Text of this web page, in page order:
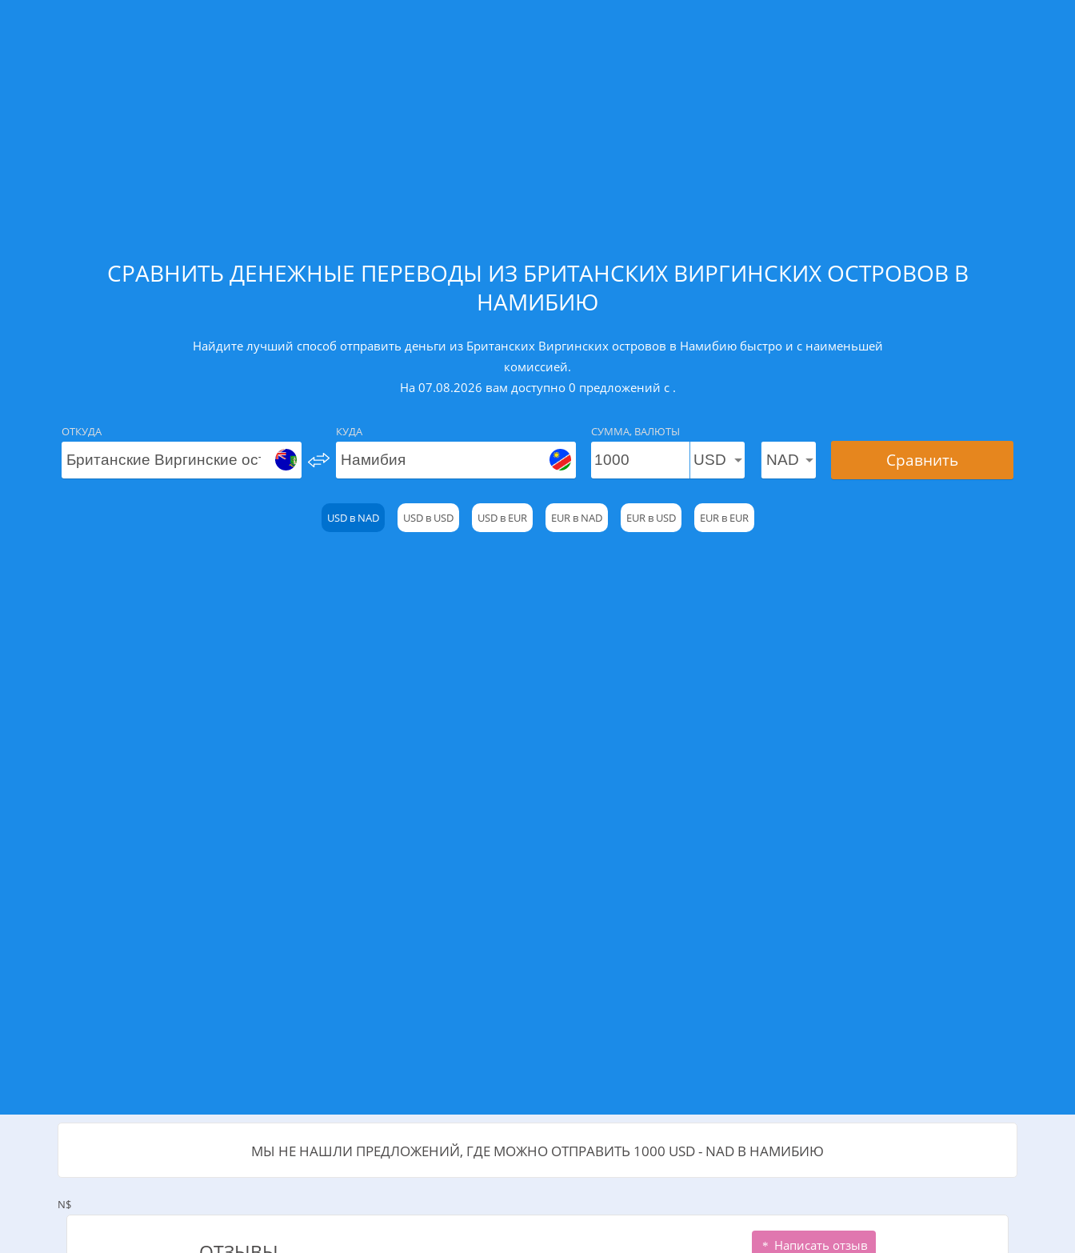
СРАВНИТЬ ДЕНЕЖНЫЕ ПЕРЕВОДЫ ИЗ БРИТАНСКИХ ВИРГИНСКИХ ОСТРОВОВ В
НАМИБИЮ
Найдите лучший способ отправить деньги из Британских Виргинских островов в Намибию быстро и c наименьшей
комиссией.
На 07.08.2026 вам доступно 0 предложений с .
ОТКУДА КУДА СУММА, ВАЛЮТЫ
Сравнить
USD в NAD USD в USD USD в EUR EUR в NAD EUR в USD EUR в EUR
МЫ НЕ НАШЛИ ПРЕДЛОЖЕНИЙ, ГДЕ МОЖНО ОТПРАВИТЬ 1000 USD - NAD В НАМИБИЮ
N$
Написать отзыв